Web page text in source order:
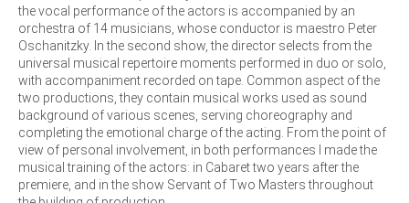
the vocal performance of the actors is accompanied by an
orchestra of 14 musicians, whose conductor is maestro Peter
Oschanitzky. In the second show, the director selects from the
universal musical repertoire moments performed in duo or solo,
with accompaniment recorded on tape. Common aspect of the
two productions, they contain musical works used as sound
background of various scenes, serving choreography and
completing the emotional charge of the acting. From the point of
view of personal involvement, in both performances I made the
musical training of the actors: in Cabaret two years after the
premiere, and in the show Servant of Two Masters throughout